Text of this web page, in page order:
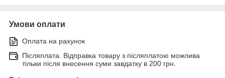
Умови оплати
Оплата на рахунок
Післяплата. Відправка товару з післяплатою можлива
тільки після внесення суми завдатку в 200 грн.